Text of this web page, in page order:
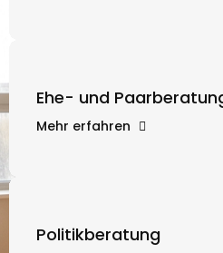
Ehe- und
Mehr erfahren
Politikberatung